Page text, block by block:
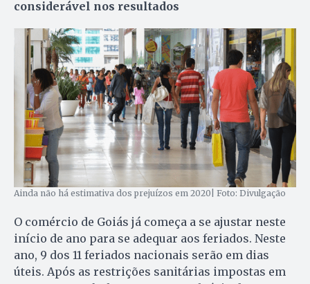
considerável nos resultados
Ainda não há estimativa dos prejuízos em 2020| Foto: Divulgação
O comércio de Goiás já começa a se ajustar neste
início de ano para se adequar aos feriados. Neste
ano, 9 dos 11 feriados nacionais serão em dias
úteis. Após as restrições sanitárias impostas em